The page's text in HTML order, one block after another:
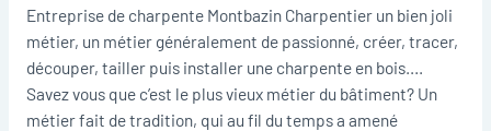
Entreprise de charpente Montbazin Charpentier un bien joli
métier, un métier généralement de passionné, créer, tracer,
découper, tailler puis installer une charpente en bois.…
Savez vous que c’est le plus vieux métier du bâtiment? Un
métier fait de tradition, qui au fil du temps a amené